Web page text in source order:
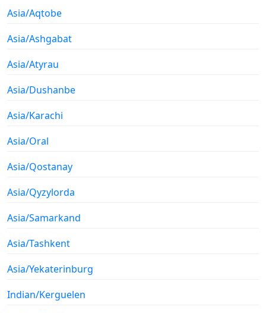
Asia/Aqtobe
Asia/Ashgabat
Asia/Atyrau
Asia/Dushanbe
Asia/Karachi
Asia/Oral
Asia/Qostanay
Asia/Qyzylorda
Asia/Samarkand
Asia/Tashkent
Asia/Yekaterinburg
Indian/Kerguelen